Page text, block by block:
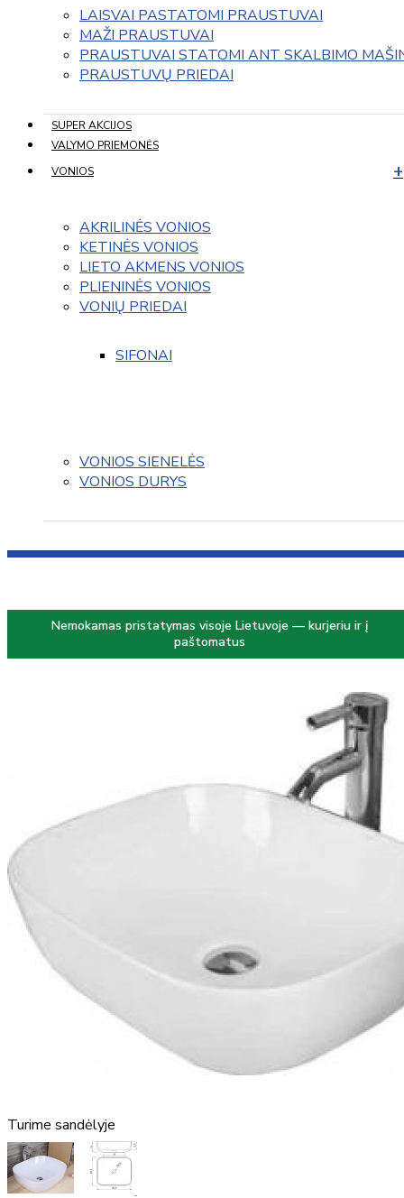
LAISVAI PASTATOMI PRAUSTUVAI
MAŽI PRAUSTUVAI
PRAUSTUVAI STATOMI ANT SKALBIMO
PRAUSTUVŲ PRIEDAI
SUPER AKCIJOS
VALYMO PRIEMONĖS
VONIOS
AKRILINĖS VONIOS
KETINĖS VONIOS
LIETO AKMENS VONIOS
PLIENINĖS VONIOS
VONIŲ PRIEDAI
SIFONAI
VONIOS SIENELĖS
VONIOS DURYS
Nemokamas pristatymas visoje Lietuvoje — kurjeriu ir į
paštomatus
Turime sandėlyje